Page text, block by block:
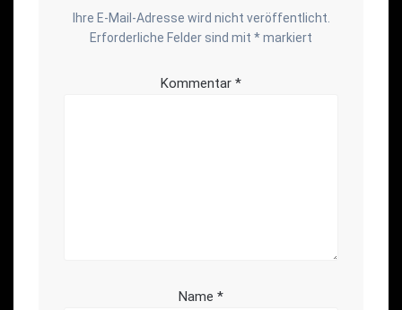
Ihre E-Mail-Adresse wird nicht veröffentlicht.
Erforderliche Felder sind mit *markiert
Kommentar *
Name *